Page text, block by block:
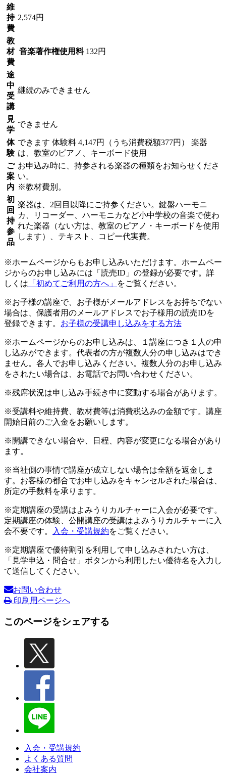
維
持
費
2,574円
教
材
費
音楽著作権使用料 132円
途
中
受
講
継続のみできません
見
学
できません
体
験
できます 体験料 4,147円（うち消費税額377円） 楽器
は、教室のピアノ、キーボード使用
ご
案
内
お申込み時に、持参される楽器の種類をお知らせくださ
い。
※教材費別。
初
回
持
参
品
楽器は、2回目以降にご持参ください。鍵盤ハーモニ
カ、リコーダー、ハーモニカなど小中学校の音楽で使わ
れた楽器（ない方は、教室のピアノ・キーボードを使用
します）、テキスト、コピー代実費。
※ホームページからもお申し込みいただけます。ホームペー
ジからのお申し込みには「読売ID」の登録が必要です。詳
しくは 「初めてご利用の方へ」 をご覧ください。
※お子様の講座で、お子様がメールアドレスをお持ちでない
場合は、保護者用のメールアドレスでお子様用の読売IDを
登録できます。 お子様の受講申し込みをする方法
※ホームページからのお申し込みは、１講座につき１人の申
し込みができます。代表者の方が複数人分の申し込みはでき
ません。各人でお申し込みください。複数人分のお申し込み
をされたい場合は、お電話でお問い合わせください。
※残席状況は申し込み手続き中に変動する場合があります。
※受講料や維持費、教材費等は消費税込みの金額です。講座
開始日前のご入金をお願いします。
※開講できない場合や、日程、内容が変更になる場合があり
ます。
※当社側の事情で講座が成立しない場合は全額を返金しま
す。お客様の都合でお申し込みをキャンセルされた場合は、
所定の手数料を承ります。
※定期講座の受講はよみうりカルチャーに入会が必要です。
定期講座の体験、公開講座の受講はよみうりカルチャーに入
会不要です。
入会・受講規約をご覧ください。
※定期講座で優待割引を利用して申し込みされたい方は、
「見学申込・問合せ」ボタンから利用したい優待名を入力し
て送信してください。
お問い合わせ
印刷用ページへ
このページをシェアする
入会・受講規約
よくある質問
会社案内